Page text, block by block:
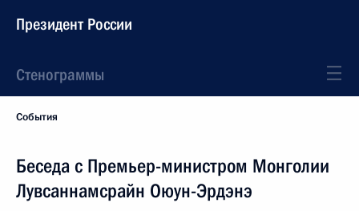
Президент России
Стенограммы
События
Беседа с Премьер-министром Монголии
Лувсаннамсрайн Оюун-Эрдэнэ